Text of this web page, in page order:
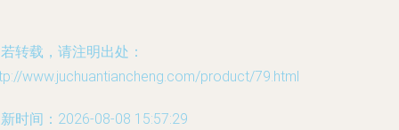
转载，请注明出处：
www.juchuantiancheng.com/product/79.html
时间：2026-08-08 15:57:29